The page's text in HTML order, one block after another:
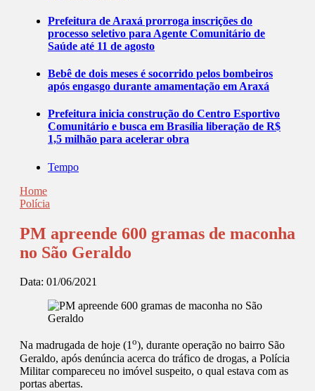
Prefeitura de Araxá prorroga inscrições do
processo seletivo para Agente Comunitário de
Saúde até 11 de agosto
Bebê de dois meses é socorrido pelos bombeiros
após engasgo durante amamentação em Araxá
Prefeitura inicia construção do Centro Esportivo
Comunitário e busca em Brasília liberação de R$
1,5 milhão para acelerar obra
Tempo
Home
Polícia
PM apreende 600 gramas de maconha
no São Geraldo
Data: 01/06/2021
Na madrugada de hoje (1o), durante operação no bairro São
Geraldo, após denúncia acerca do tráfico de drogas, a Polícia
Militar compareceu no imóvel suspeito, o qual estava com as
portas abertas.